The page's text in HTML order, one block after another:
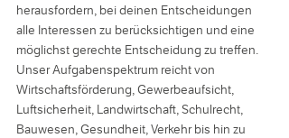
herausfordern, bei deinen Entscheidungen
alle Interessen zu berücksichtigen und eine
möglichst gerechte Entscheidung zu treffen.
Unser Aufgabenspektrum reicht von
Wirtschaftsförderung, Gewerbeaufsicht,
Luftsicherheit, Landwirtschaft, Schulrecht,
Bauwesen, Gesundheit, Verkehr bis hin zu